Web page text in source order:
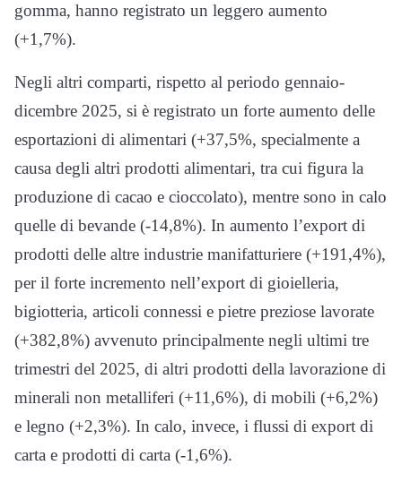
gomma, hanno registrato un leggero aumento
(+1,7%).
Negli altri comparti, rispetto al periodo gennaio-
dicembre 2025, si è registrato un forte aumento delle
esportazioni di alimentari (+37,5%, specialmente a
causa degli altri prodotti alimentari, tra cui figura la
produzione di cacao e cioccolato), mentre sono in calo
quelle di bevande (-14,8%). In aumento l’export di
prodotti delle altre industrie manifatturiere (+191,4%),
per il forte incremento nell’export di gioielleria,
bigiotteria, articoli connessi e pietre preziose lavorate
(+382,8%) avvenuto principalmente negli ultimi tre
trimestri del 2025, di altri prodotti della lavorazione di
minerali non metalliferi (+11,6%), di mobili (+6,2%)
e legno (+2,3%). In calo, invece, i flussi di export di
carta e prodotti di carta (-1,6%).